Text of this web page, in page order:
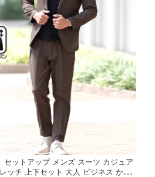
セットアップ メンズ スーツ カジュア
ッチ 上下セット 大人 ビジネス かっ